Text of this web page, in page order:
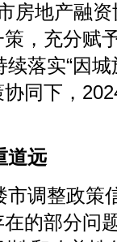
房地产融
，充分赋
落实“因
同下，
道远
调整政策
的部分问